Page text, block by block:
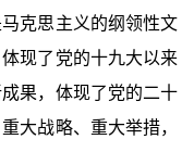
克思主义的纲领性文
现了党的十九大以来
果，体现了党的二十
大战略、重大举措，